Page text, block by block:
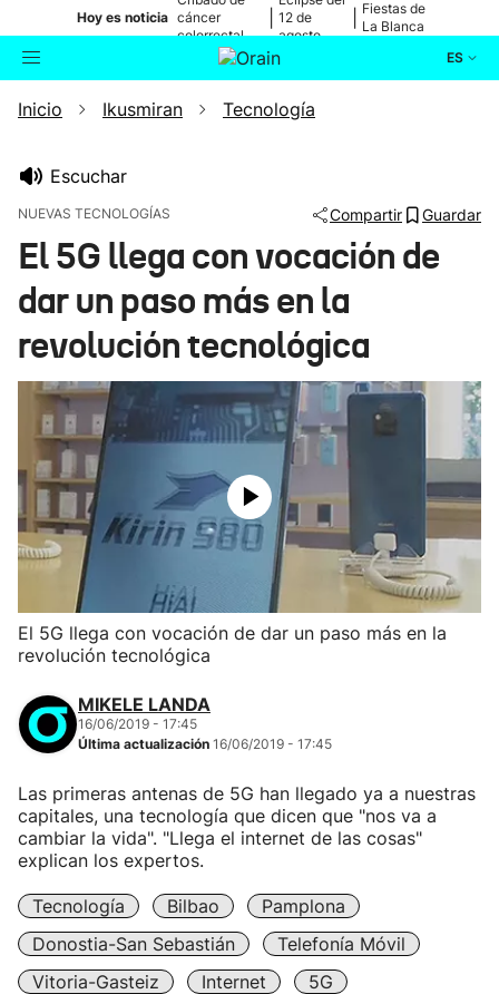
Hoy es noticia cáncer
colorrectal
12 de
agosto
Fiestas de
La Blanca
ES
Buscador Actualidad
Ikusmiran
Eguraldia
Inicio Ikusmiran Tecnología
Escuchar
NUEVAS TECNOLOGÍAS Compartir Guardar
El 5G llega con vocación de
dar un paso más en la
revolución tecnológica
El 5G llega con vocación de dar un paso más en la
revolución tecnológica
MIKELE LANDA
16/06/2019 - 17:45
Última actualización 16/06/2019 - 17:45
Las primeras antenas de 5G han llegado ya a nuestras
capitales, una tecnología que dicen que "nos va a
cambiar la vida". "Llega el internet de las cosas"
explican los expertos.
Tecnología Bilbao
Pamplona
Donostia-San Sebastián
Telefonía Móvil
Vitoria-Gasteiz
Internet 5G